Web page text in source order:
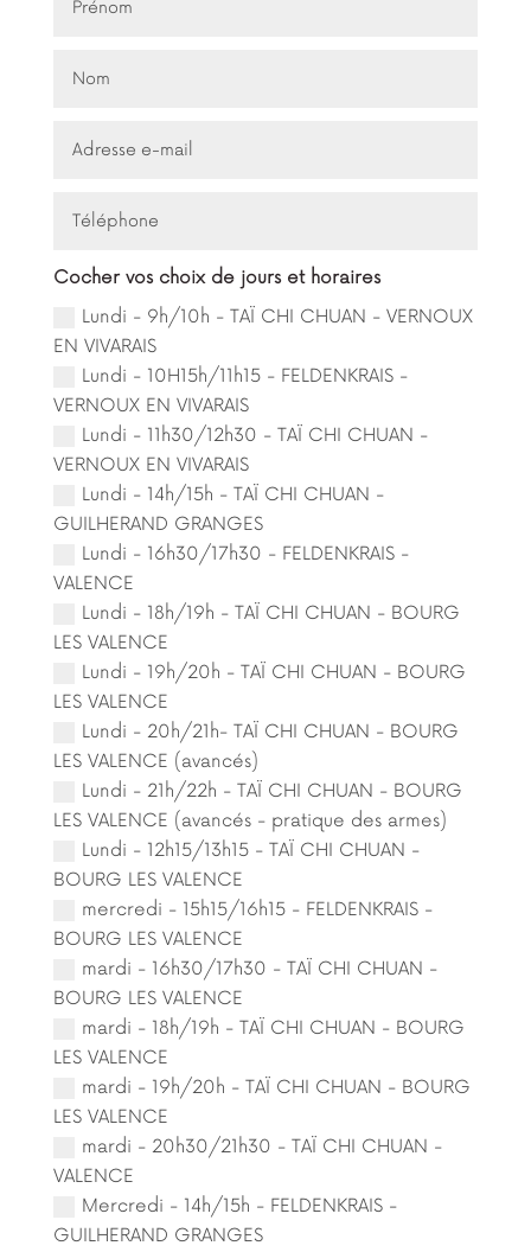
Cocher vos choix de jours et horaires
Lundi - 9h/10h - TAÏ CHI CHUAN - VERNOUX
EN VIVARAIS
Lundi - 10H15h/11h15 - FELDENKRAIS -
VERNOUX EN VIVARAIS
Lundi - 11h30/12h30 - TAÏ CHI CHUAN -
VERNOUX EN VIVARAIS
Lundi - 14h/15h - TAÏ CHI CHUAN -
GUILHERAND GRANGES
Lundi - 16h30/17h30 - FELDENKRAIS -
VALENCE
Lundi - 18h/19h - TAÏ CHI CHUAN - BOURG
LES VALENCE
Lundi - 19h/20h - TAÏ CHI CHUAN - BOURG
LES VALENCE
Lundi - 20h/21h- TAÏ CHI CHUAN - BOURG
LES VALENCE (avancés)
Lundi - 21h/22h - TAÏ CHI CHUAN - BOURG
LES VALENCE (avancés - pratique des armes)
Lundi - 12h15/13h15 - TAÏ CHI CHUAN -
BOURG LES VALENCE
mercredi - 15h15/16h15 - FELDENKRAIS -
BOURG LES VALENCE
mardi - 16h30/17h30 - TAÏ CHI CHUAN -
BOURG LES VALENCE
mardi - 18h/19h - TAÏ CHI CHUAN - BOURG
LES VALENCE
mardi - 19h/20h - TAÏ CHI CHUAN - BOURG
LES VALENCE
mardi - 20h30/21h30 - TAÏ CHI CHUAN -
VALENCE
Mercredi - 14h/15h - FELDENKRAIS -
GUILHERAND GRANGES